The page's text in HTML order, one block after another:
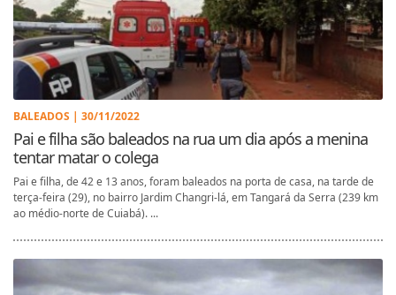
BALEADOS | 30/11/2022
Pai e filha são baleados na rua um dia após a menina
tentar matar o colega
Pai e filha, de 42 e 13 anos, foram baleados na porta de casa, na tarde de
terça-feira (29), no bairro Jardim Changri-lá, em Tangará da Serra (239 km
ao médio-norte de Cuiabá). ...